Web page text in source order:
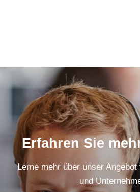
Erfahren Sie
Lerne mehr über unser
und